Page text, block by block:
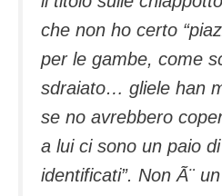
che non ho certo
per le gambe, come
sdraiato… gliele han
se no avrebbero
a lui ci sono un paio
identificati”. Non Ã¨